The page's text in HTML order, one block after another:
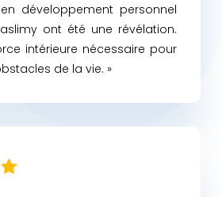
développement personnel
ont été une révélation.
intérieure nécessaire pour
de la vie. »